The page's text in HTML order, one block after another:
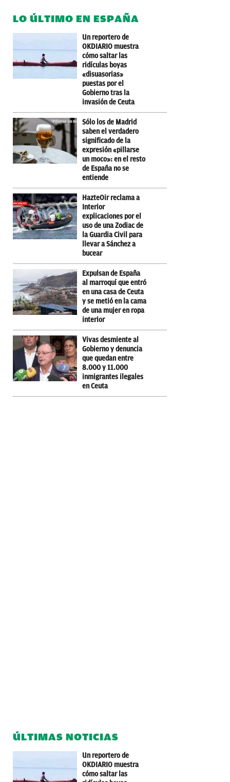
LO ÚLTIMO EN ESPAÑA
Un reportero de
OKDIARIO muestra
cómo saltar las
ridículas boyas
«disuasorias»
puestas por el
Gobierno tras la
invasión de Ceuta
Sólo los de Madrid
saben el verdadero
significado de la
expresión «pillarse
un moco»: en el resto
de España no se
entiende
HazteOir reclama a
Interior
explicaciones por el
uso de una Zodiac de
la Guardia Civil para
llevar a Sánchez a
bucear
Expulsan de España
al marroquí que entró
en una casa de Ceuta
y se metió en la cama
de una mujer en ropa
interior
Vivas desmiente al
Gobierno y denuncia
que quedan entre
8.000 y 11.000
inmigrantes ilegales
en Ceuta
ÚLTIMAS NOTICIAS
Un reportero de
OKDIARIO muestra
cómo saltar las